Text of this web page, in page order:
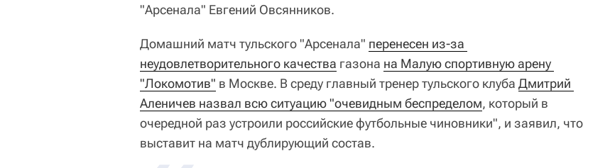
"Арсенала" Евгений Овсянников.
Домашний матч тульского "Арсенала" перенесен из-за
неудовлетворительного качества газона на Малую спортивную арену
"Локомотив" в Москве. В среду главный тренер тульского клуба Дмитрий
Аленичев назвал всю ситуацию "очевидным беспределом, который в
очередной раз устроили российские футбольные чиновники", и заявил, что
выставит на матч дублирующий состав.